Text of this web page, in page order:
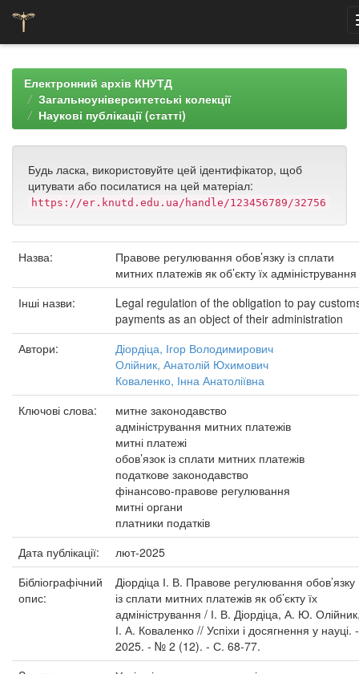
navigationЕлектронний архів КНУТД
Загальноуніверситетські колекції
Наукові публікації (статті)
Будь ласка, використовуйте цей ідентифікатор, щоб
цитувати або посилатися на цей матеріал:
https://er.knutd.edu.ua/handle/123456789/32756
Назва:
Правове регулювання обов’язку із сплати
митних платежів як об’єкту їх адміністрування
Інші назви:
Legal regulation of the obligation to pay
payments as an object of their administration
Автори:
Діордіца, Ігор Володимирович
Олійник, Анатолій Юхимович
Коваленко, Інна Анатоліївна
Ключові слова:
митне законодавство
адміністрування митних платежів
митні платежі
обов’язок із сплати митних платежів
податкове законодавство
фінансово-правове регулювання
митні органи
платники податків
Дата публікації:
лют-2025
Бібліографічний
опис:
Діордіца І. В. Правове регулювання обов’язку
із сплати митних платежів як об’єкту їх
адміністрування / І. В. Діордіца, А. Ю.
І. А. Коваленко // Успіхи і досягнення у науці. -
2025. - № 2 (12). - С. 68-77.